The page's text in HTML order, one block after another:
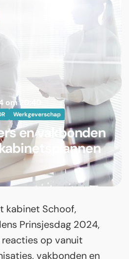
om 20:40
Werkgeverschap
en vakbonden
kabinet Schoof,
Prinsjesdag 2024,
op vanuit
vakbonden en